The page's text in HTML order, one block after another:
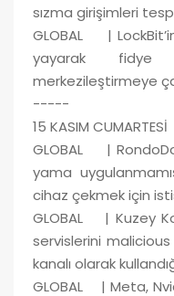
sızma girişimleri
GLOBAL |
yayarak fidye
merkezileştirmeye
-----
15 KASIM CUMARTESİ
GLOBAL |
yama
cihaz çekmek için
GLOBAL | Kuzey
servislerini
kanalı olarak
GLOBAL | Meta,